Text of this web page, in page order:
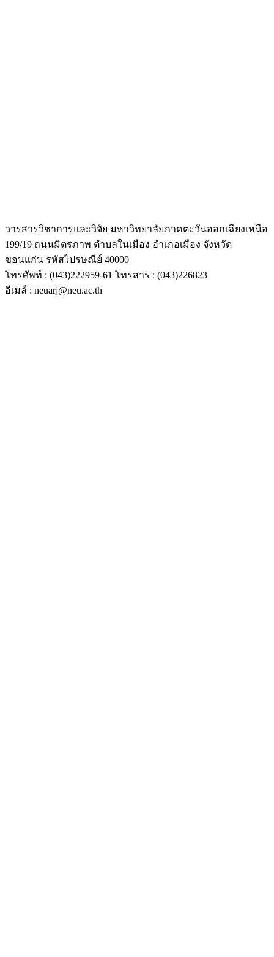
วารสารวิชาการและวิจัย มหาวิทยาลัยภาคตะวันออกเฉียงเหนือ
199/19 ถนนมิตรภาพ ตำบลในเมือง อำเภอเมือง จังหวัด
ขอนแก่น รหัสไปรษณีย์ 40000
โทรศัพท์ : (043)222959-61 โทรสาร : (043)226823
อีเมล์ : neuarj@neu.ac.th